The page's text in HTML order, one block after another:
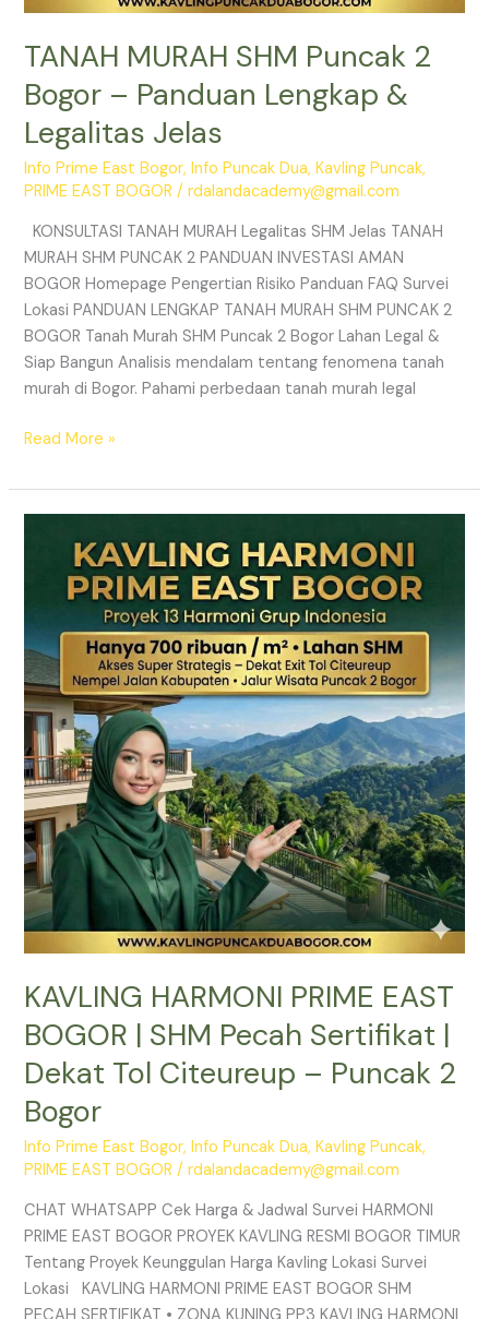
TANAH MURAH SHM Puncak 2
Bogor – Panduan Lengkap &
Legalitas Jelas
Info Prime East Bogor,Info Puncak Dua,Kavling Puncak,
PRIME EAST BOGOR /rdalandacademy@gmail.com
KONSULTASI TANAH MURAH Legalitas SHM Jelas TANAH
MURAH SHM PUNCAK 2 PANDUAN INVESTASI AMAN
BOGOR Homepage Pengertian Risiko Panduan FAQ Survei
Lokasi PANDUAN LENGKAP TANAH MURAH SHM PUNCAK 2
BOGOR Tanah Murah SHM Puncak 2 Bogor Lahan Legal &
Siap Bangun Analisis mendalam tentang fenomena tanah
murah di Bogor. Pahami perbedaan tanah murah legal
Read More »
KAVLING HARMONI PRIME EAST
BOGOR | SHM Pecah Sertifikat |
Dekat Tol Citeureup – Puncak 2
Bogor
Info Prime East Bogor,Info Puncak Dua,Kavling Puncak,
PRIME EAST BOGOR /rdalandacademy@gmail.com
CHAT WHATSAPP Cek Harga & Jadwal Survei HARMONI
PRIME EAST BOGOR PROYEK KAVLING RESMI BOGOR TIMUR
Tentang Proyek Keunggulan Harga Kavling Lokasi Survei
Lokasi KAVLING HARMONI PRIME EAST BOGOR SHM
HARMONI
BOGOR
|
SHM
Pecah
Sertifikat
|
Dekat
Tol
Citeureup
–
Puncak
2